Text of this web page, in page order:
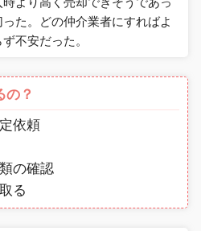
た。どの仲介業者にすればよ
不安だった。
の？
依頼
の確認
る